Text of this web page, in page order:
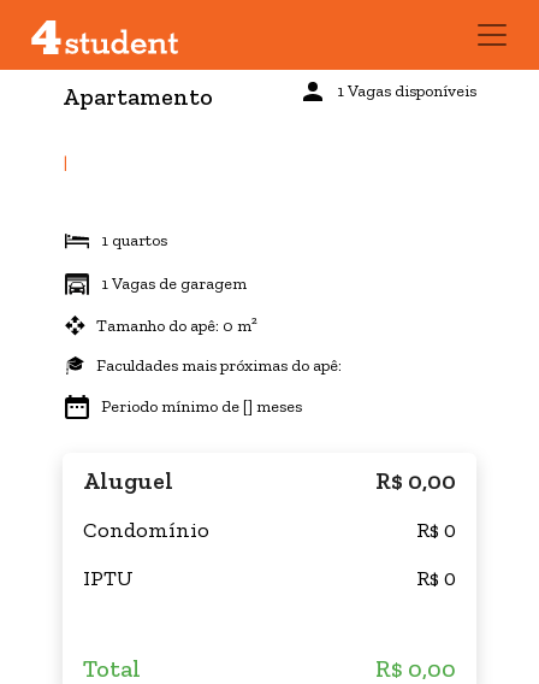
Apartamento
|
1 quartos
1 Vagas disponíveis
1 Vagas de garagem
Tamanho do apê: 0 m²
Faculdades mais próximas do apê:
Periodo mínimo de [] meses
Aluguel R$ 0,00
Condomínio
R$ 0
IPTU
R$ 0
Total R$ 0,00